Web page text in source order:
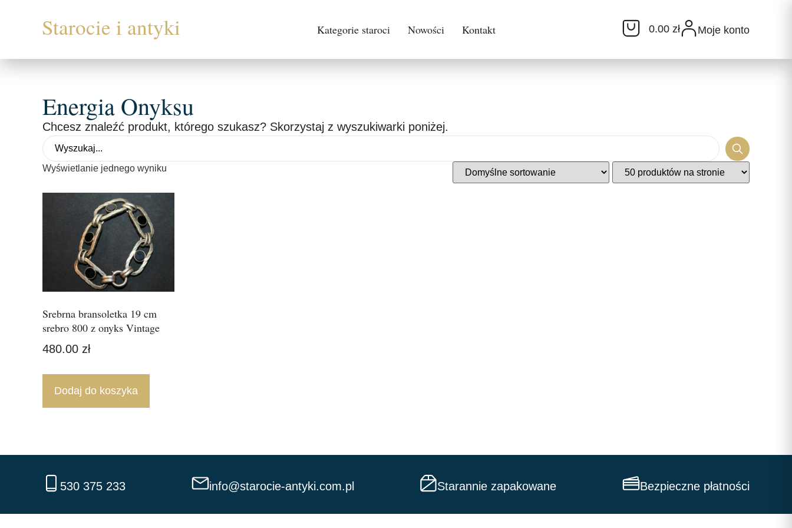
Kategorie staroci Nowości Kontakt 0.00 zł Moje konto
Energia Onyksu
Chcesz znaleźć produkt, którego szukasz? Skorzystaj z wyszukiwarki poniżej.
Wyświetlanie jednego wyniku
Srebrna bransoletka 19 cm
srebro 800 z onyks Vintage
480.00 zł
Dodaj do koszyka
530 375 233 info@starocie-antyki.com.pl Starannie zapakowane Bezpieczne płatności